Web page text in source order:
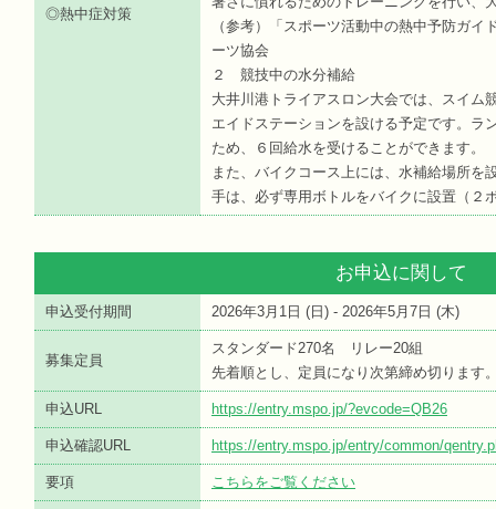
◎熱中症対策
（参考）「スポーツ活動中の熱中予防ガ
ーツ協会
２ 競技中の水分補給
大井川港トライアスロン大会では、スイム
エイドステーションを設ける予定です。ラ
ため、６回給水を受けることができます。
また、バイクコース上には、水補給場所を
手は、必ず専用ボトルをバイクに設置（２
お申込に関して
申込受付期間 2026年3月1日 ( 日 ) - 2026年5月7日 (木)
募集定員
スタンダード270名 リレー20組
先着順とし、定員になり次第締め切ります
申込URL https://entry.mspo.jp/?evcode=QB26
申込確認URL https://entry.mspo.jp/entry/common/
要項 こちらをご覧ください